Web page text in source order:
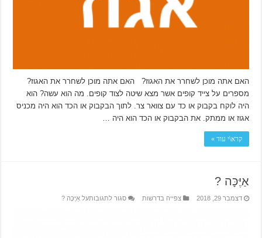
האם אתה מוכן לשחרר את האגוז? האם אתה מוכן לשחרר את האגוז?
מספרים על צייד קופים אשר מצא שיטה לצוד קופים. מה הוא עשה? הוא
היה לוקח בקבוק או כד עם צוואר צר. לתוך הבקבוק או הכד הוא היה מכניס
אגוז או ממתק. את הבקבוק או הכד הוא היה …
קרא\י עוד »
אַיֶּכָּה ?
דצמבר 29, 2018 צפייה בדרשות סגור לתגובותעל אַיֶּכָּה ?